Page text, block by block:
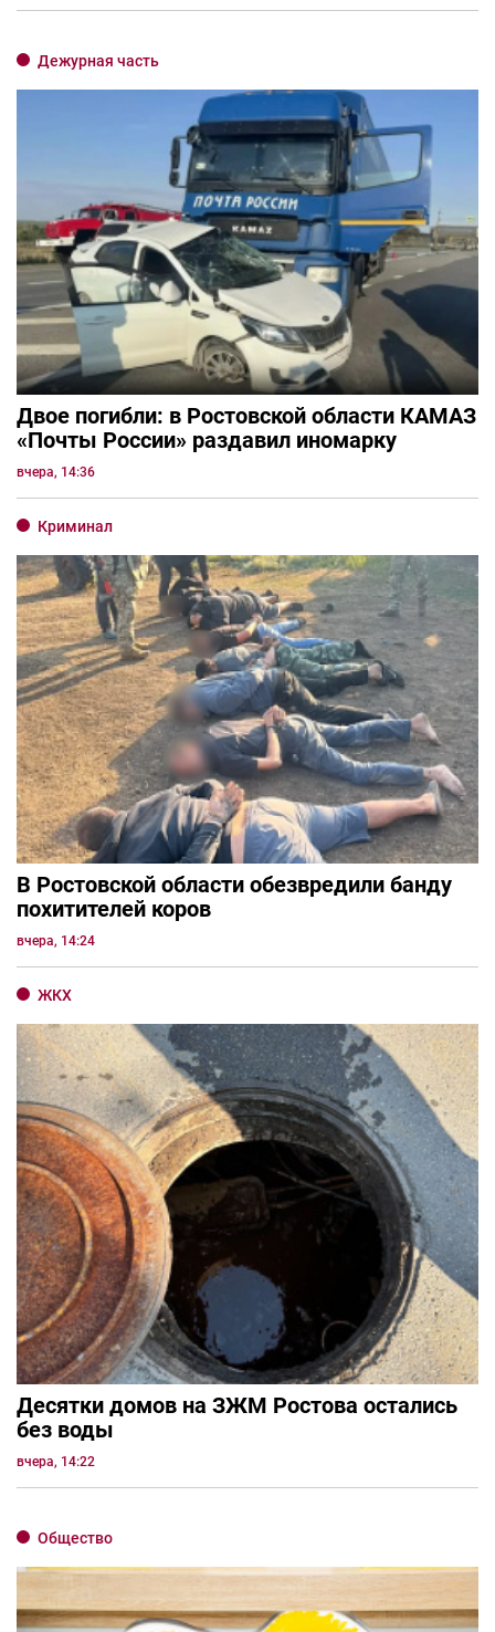
Дежурная часть
Двое погибли: в Ростовской области КАМАЗ
«Почты России» раздавил иномарку
вчера, 14:36
Криминал
В Ростовской области обезвредили банду
похитителей коров
вчера, 14:24
ЖКХ
Десятки домов на ЗЖМ Ростова остались
без воды
вчера, 14:22
Общество